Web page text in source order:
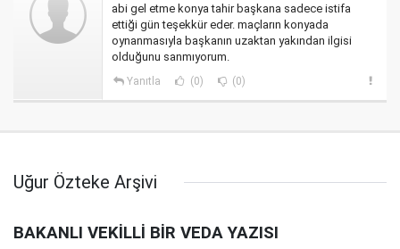
abi gel etme konya tahir başkana sadece istifa
ettiği gün teşekkür eder. maçların konyada
oynanmasıyla başkanın uzaktan yakından ilgisi
olduğunu sanmıyorum.
Yanıtla (0) (0)
Uğur Özteke Arşivi
BAKANLI VEKİLLİ BİR VEDA YAZISI